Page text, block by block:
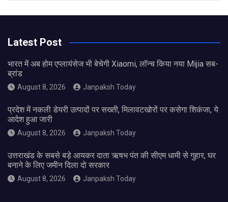
Latest Post
भारत में अब होम एप्लायंसेज भी बेचेगी Xiaomi, लॉन्च किया नया Mijia सब-
ब्रांड
August 8, 2026 Janpaksh Today
प्रदेश में नकली डेयरी उत्पादों पर सख्ती, मिलावटखोरों पर कसेगा शिकंजा, ये
आदेश हुआ जारी
August 8, 2026 Janpaksh Today
उत्तराखंड के सबसे बड़े आयकर दाता ऋषभ पंत की सीएम धामी से गुहार, घर
बनाने के लिए जमीन दिला दो सरकार
August 8, 2026 Janpaksh Today